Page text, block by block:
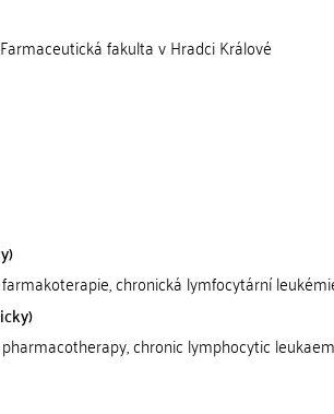
fakulta v Hradci Králové
chronická lymfocytární
chronic lymphocytic